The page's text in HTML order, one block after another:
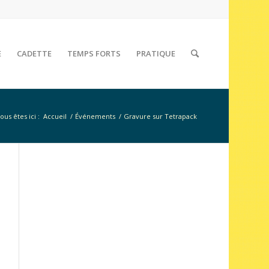
CADETTE TEMPS FORTS PRATIQUE
êtes ici : Accueil / Événements / Gravure sur Tetrapack